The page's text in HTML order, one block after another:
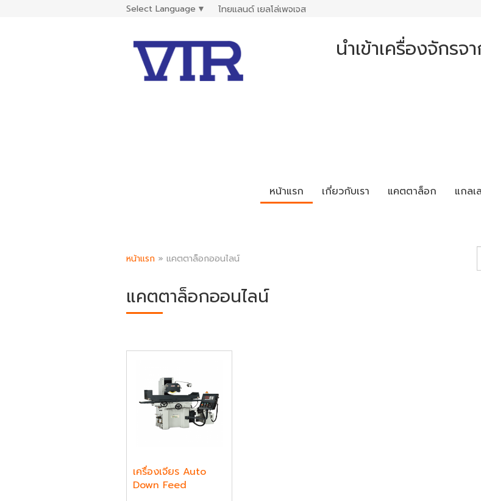
Select Language ▼ ไทยแลนด์ เยลโล่เพจเจส
นำเข้าเครื่องจักร
หน้าแรก เกี่ยวกับเรา แคตตาล็อก แกลเ
หน้าแรก » แคตตาล็อกออนไลน์
แคตตาล็อกออนไลน์
เครื่องเจียร Auto
Down Feed